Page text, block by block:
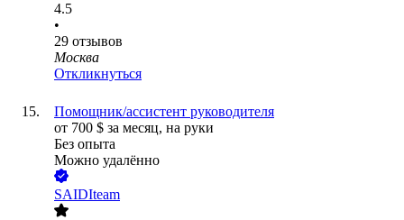
4.5
•
29 отзывов
Москва
Откликнуться
Помощник/ассистент руководителя
от 700 $ за месяц, на руки
Без опыта
Можно удалённо
SAIDIteam